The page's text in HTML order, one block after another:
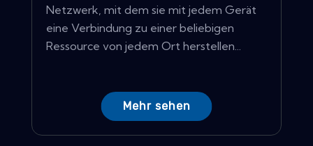
Netzwerk, mit dem sie mit jedem Gerät
eine Verbindung zu einer beliebigen
Ressource von jedem Ort herstellen...
Mehr sehen